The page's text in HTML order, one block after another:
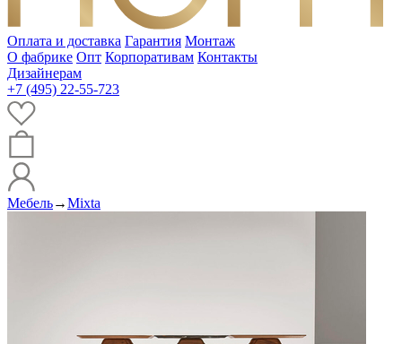
Оплата и доставка Гарантия Монтаж
О фабрике Опт Корпоративам Контакты
Дизайнерам
+7 (495) 22-55-723
Мебель→Mixta